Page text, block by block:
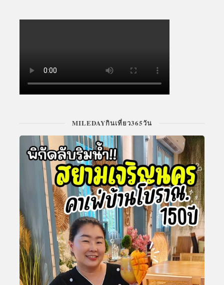
MILEDAYกินเที่ยว365วัน